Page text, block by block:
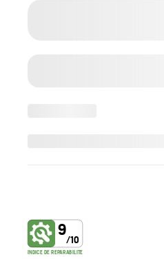
9
/10
INDICE DE REPARABILITE